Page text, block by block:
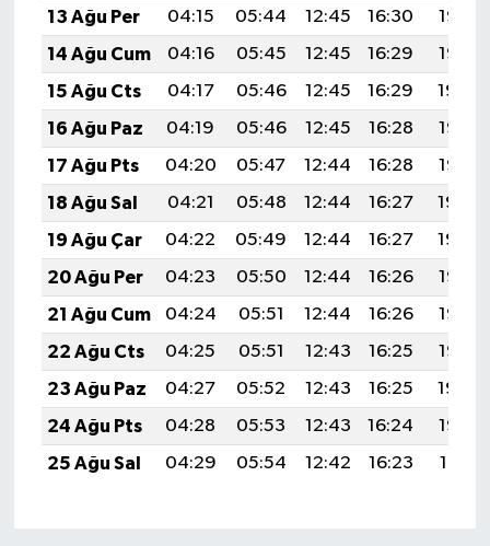
13 Ağu Per
04:15 05:44 12:45 16:30
19:36
14 Ağu Cum
04:16 05:45 12:45 16:29
19:35
15 Ağu Cts
04:17 05:46 12:45 16:29
19:34
16 Ağu Paz
04:19 05:46 12:45 16:28
19:33
17 Ağu Pts
04:20 05:47 12:44 16:28
19:32
18 Ağu Sal
04:21 05:48 12:44 16:27
19:30
19 Ağu Çar
04:22 05:49 12:44 16:27
19:29
20 Ağu Per
04:23 05:50 12:44 16:26
19:28
21 Ağu Cum
04:24 05:51 12:44 16:26
19:27
22 Ağu Cts
04:25 05:51 12:43 16:25
19:25
23 Ağu Paz
04:27 05:52 12:43 16:25
19:24
24 Ağu Pts
04:28 05:53 12:43 16:24
19:23
25 Ağu Sal
04:29 05:54 12:42 16:23 19:21